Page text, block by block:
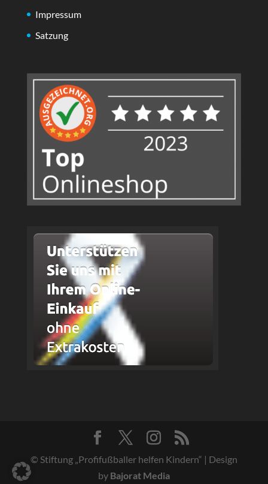
Impressum
Satzung
© Stiftung „Profifußballer helfen Kindern“ | Design
by Bajorat Media